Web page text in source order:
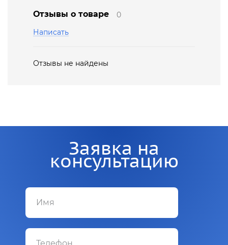
Отзывы о товаре
0
Написать
Отзывы не найдены
Заявка на
консультацию